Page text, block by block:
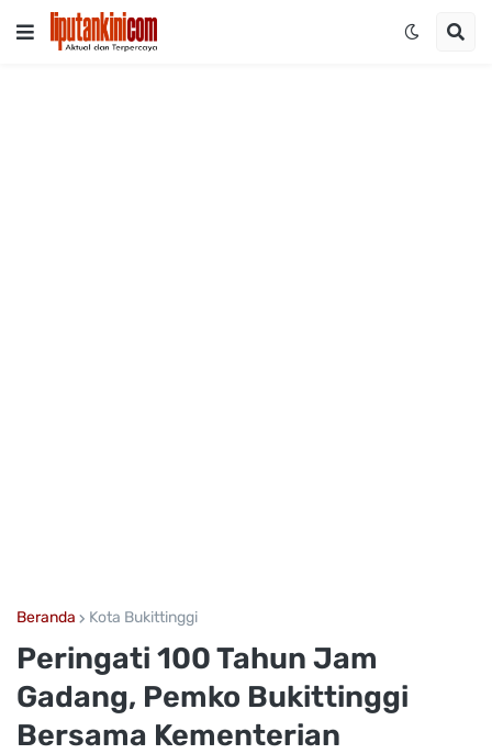
Beranda Kota Bukittinggi
Peringati 100 Tahun Jam
Gadang, Pemko Bukittinggi
Bersama Kementerian